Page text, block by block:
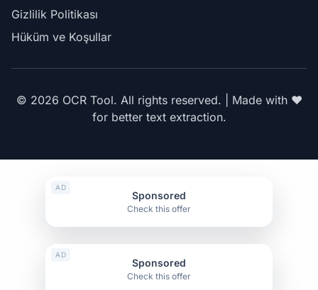
Gizlilik Politikası
Hüküm ve Koşullar
© 2026 OCR Tool. All rights reserved. | Made with ❤️
for better text extraction.
AD
Sponsored
Check this offer
AD
Sponsored
Check this offer